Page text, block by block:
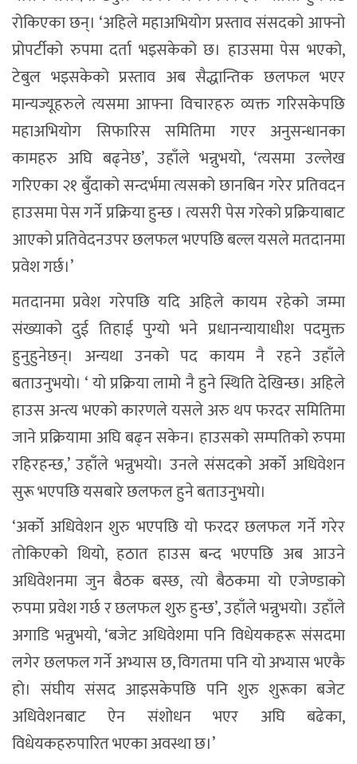
रोकिएका छन्। ‘अहिले महाअभियोग प्रस्ताव संसदको आफ्नो
प्रोपर्टीको रुपमा दर्ता भइसकेको छ। हाउसमा पेस भएको,
टेबुल भइसकेको प्रस्ताव अब सैद्धान्तिक छलफल भएर
मान्यज्यूहरुले त्यसमा आफ्ना विचारहरु व्यक्त गरिसकेपछि
महाअभियोग सिफारिस समितिमा गएर अनुसन्धानका
कामहरु अघि बढ्नेछ’, उहाँले भन्नुभयो, ‘त्यसमा उल्लेख
गरिएका २१ बुँदाको सन्दर्भमा त्यसको छानबिन गरेर प्रतिवदन
हाउसमा पेस गर्ने प्रक्रिया हुन्छ । त्यसरी पेस गरेको प्रक्रियाबाट
आएको प्रतिवेदनउपर छलफल भएपछि बल्ल यसले मतदानमा
प्रवेश गर्छ।’
मतदानमा प्रवेश गरेपछि यदि अहिले कायम रहेको जम्मा
संख्याको दुई तिहाई पुग्यो भने प्रधानन्यायाधीश पदमुक्त
हुनुहुनेछन्। अन्यथा उनको पद कायम नै रहने उहाँले
बताउनुभयो। ‘ यो प्रक्रिया लामो नै हुने स्थिति देखिन्छ। अहिले
हाउस अन्त्य भएको कारणले यसले अरु थप फरदर समितिमा
जाने प्रक्रियामा अघि बढ्न सकेन। हाउसको सम्पतिको रुपमा
रहिरहन्छ,’ उहाँले भन्नुभयो। उनले संसदको अर्को अधिवेशन
सुरू भएपछि यसबारे छलफल हुने बताउनुभयो।
‘अर्को अधिवेशन शुरु भएपछि यो फरदर छलफल गर्ने गरेर
तोकिएको थियो, हठात हाउस बन्द भएपछि अब आउने
अधिवेशनमा जुन बैठक बस्छ, त्यो बैठकमा यो एजेण्डाको
रुपमा प्रवेश गर्छ र छलफल शुरु हुन्छ’, उहाँले भन्नुभयो। उहाँले
अगाडि भन्नुभयो, ‘बजेट अधिवेशमा पनि विधेयकहरू संसदमा
लगेर छलफल गर्ने अभ्यास छ, विगतमा पनि यो अभ्यास भएकै
हो। संघीय संसद आइसकेपछि पनि शुरु शुरूका बजेट
अधिवेशनबाट ऐन संशोधन भएर अघि बढेका,
विधेयकहरुपारित भएका अवस्था छ।’